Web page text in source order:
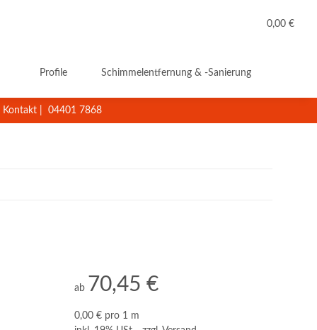
0,00 €
Profile Schimmelentfernung & -Sanierung
Kontakt 04401 7868
ab 70,45 €
0,00 € pro 1 m